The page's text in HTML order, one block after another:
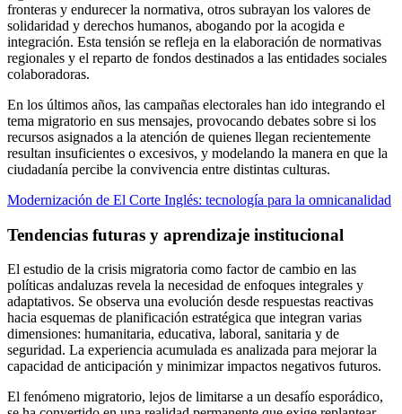
fronteras y endurecer la normativa, otros subrayan los valores de
solidaridad y derechos humanos, abogando por la acogida e
integración. Esta tensión se refleja en la elaboración de normativas
regionales y el reparto de fondos destinados a las entidades sociales
colaboradoras.
En los últimos años, las campañas electorales han ido integrando el
tema migratorio en sus mensajes, provocando debates sobre si los
recursos asignados a la atención de quienes llegan recientemente
resultan insuficientes o excesivos, y modelando la manera en que la
ciudadanía percibe la convivencia entre distintas culturas.
Modernización de El Corte Inglés: tecnología para la omnicanalidad
Tendencias futuras y aprendizaje institucional
El estudio de la crisis migratoria como factor de cambio en las
políticas andaluzas revela la necesidad de enfoques integrales y
adaptativos. Se observa una evolución desde respuestas reactivas
hacia esquemas de planificación estratégica que integran varias
dimensiones: humanitaria, educativa, laboral, sanitaria y de
seguridad. La experiencia acumulada es analizada para mejorar la
capacidad de anticipación y minimizar impactos negativos futuros.
El fenómeno migratorio, lejos de limitarse a un desafío esporádico,